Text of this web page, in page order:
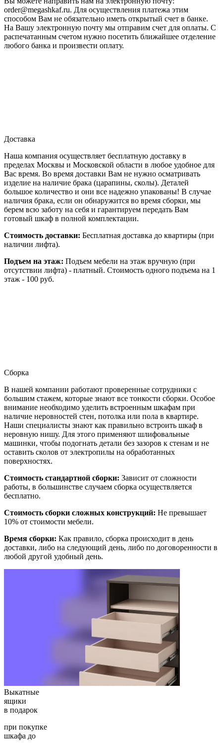
order@megashkaf.ru. Для осуществления платежа этим
способом Вам не обязательно иметь открытый счет в банке.
На Вашу электронную почту мы отправим счет для оплаты. С
распечатанным счетом нужно посетить ближайшее отделение
любого банка и произвести оплату.
Доставка
Наша компания осуществляет бесплатную доставку в
пределах Москвы и Московской области в любое удобное для
Вас время. Во время доставки Вам не нужно осматривать
изделие на наличие брака (царапины, сколы). Деталей
большое количество и они все надежно упакованы! В случае
наличия брака, если он обнаружится во время сборки, мы
берем всю заботу на себя и гарантируем передать Вам
готовый шкаф в полной комплектации.
Стоимость доставки: Бесплатная доставка до квартиры (при
наличии лифта).
Подъем на этаж: Подъем мебели на этаж вручную (при
отсутствии лифта) - платный. Стоимость одного подъема на 1
этаж - 100 руб.
Сборка
В нашей компании работают проверенные сотрудники с
большим стажем, которые знают все тонкости сборки. Особое
внимание необходимо уделить встроенным шкафам при
наличие неровностей стен, потолка или пола в квартире.
Наши специалисты знают как правильно встроить шкаф в
неровную нишу. Для этого применяют шлифовальные
машинки, чтобы подогнать детали без зазоров к стенам и не
оставить сколов от электропилы на обработанных
поверхностях.
Стоимость стандартной сборки: Зависит от сложности
работы, в большинстве случаем сборка осуществляется
бесплатно.
Стоимость сборки сложных конструкций: Не превышает
10% от стоимости мебели.
Время сборки: Как правило, сборка происходит в день
доставки, либо на следующий день, либо по договоренности в
любой другой удобный день.
Выкатные
ящики
в подарок
при покупке
шкафа до